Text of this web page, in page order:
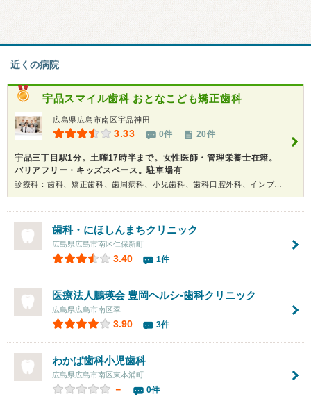
近くの病院
宇品スマイル歯科 おとなこども矯正歯科
広島県広島市南区宇品神田
3.33 0件 20件
宇品三丁目駅1分。土曜17時半まで。女性医師・管理栄養士在籍。
バリアフリー・キッズスペース。駐車場有
診療科：歯科、矯正歯科、歯周病科、小児歯科、歯科口腔外科、インプラント
歯科・にほしんまちクリニック
広島県広島市南区仁保新町
3.40 1件
医療法人鵬瑛会 豊岡ヘルシ-歯科クリニック
広島県広島市南区翠
3.90 3件
わかば歯科小児歯科
広島県広島市南区東本浦町
－ 0件